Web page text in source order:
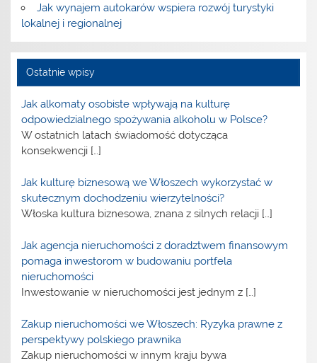
Jak wynajem autokarów wspiera rozwój turystyki
lokalnej i regionalnej
Ostatnie wpisy
Jak alkomaty osobiste wpływają na kulturę
odpowiedzialnego spożywania alkoholu w Polsce?
W ostatnich latach świadomość dotycząca
konsekwencji […]
Jak kulturę biznesową we Włoszech wykorzystać w
skutecznym dochodzeniu wierzytelności?
Włoska kultura biznesowa, znana z silnych relacji […]
Jak agencja nieruchomości z doradztwem finansowym
pomaga inwestorom w budowaniu portfela
nieruchomości
Inwestowanie w nieruchomości jest jednym z […]
Zakup nieruchomości we Włoszech: Ryzyka prawne z
perspektywy polskiego prawnika
Zakup nieruchomości w innym kraju bywa